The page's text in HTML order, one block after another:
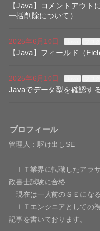
【Java】コメントアウト
一括削除について）
2025年6月10日
【Java】フィールド（
2025年6月10日
Javaでデータ型を確認す
プロフィール
管理人：駆け出しSE
ＩＴ業界に転職したアラ
政書士試験に合格
現在は一人前のＳＥにな
ＩＴエンジニアとしての
記事を書いております。